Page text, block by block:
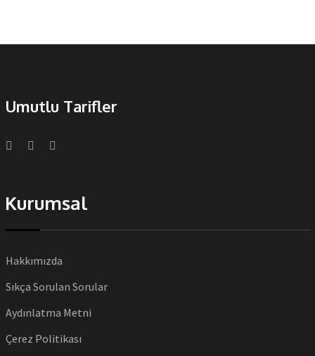
Umutlu Tarifler
Kurumsal
Hakkımızda
Sıkça Sorulan Sorular
Aydınlatma Metni
Çerez Politikası